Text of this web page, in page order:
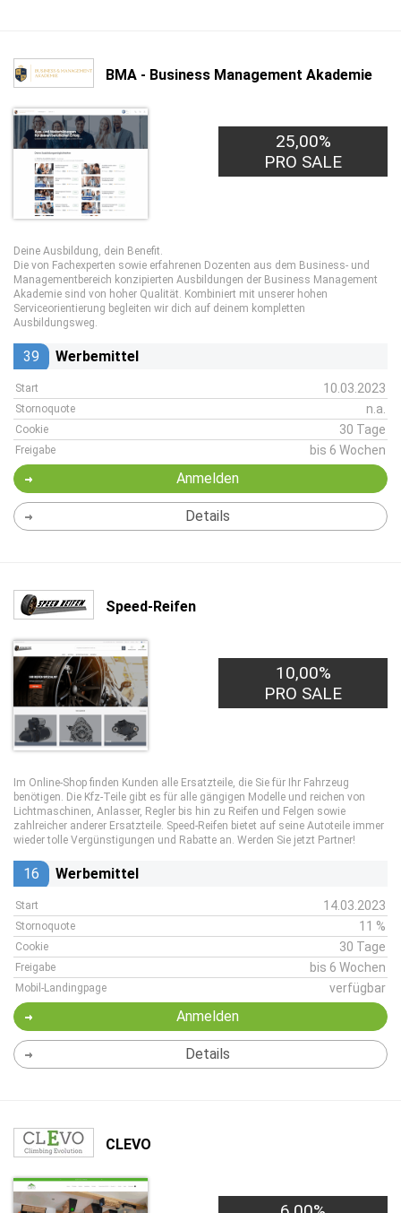
BMA - Business Management Akademie
25,00%
PRO SALE
Deine Ausbildung, dein Benefit.
Die von Fachexperten sowie erfahrenen Dozenten aus dem Business- und
Managementbereich konzipierten Ausbildungen der Business Management
Akademie sind von hoher Qualität. Kombiniert mit unserer hohen
Serviceorientierung begleiten wir dich auf deinem kompletten
Ausbildungsweg.
39 Werbemittel
Start 10.03.2023
Stornoquote n.a.
Cookie 30 Tage
Freigabe bis 6 Wochen
Anmelden
Details
Speed-Reifen
10,00%
PRO SALE
Im Online-Shop finden Kunden alle Ersatzteile, die Sie für Ihr Fahrzeug
benötigen. Die Kfz-Teile gibt es für alle gängigen Modelle und reichen von
Lichtmaschinen, Anlasser, Regler bis hin zu Reifen und Felgen sowie
zahlreicher anderer Ersatzteile. Speed-Reifen bietet auf seine Autoteile immer
wieder tolle Vergünstigungen und Rabatte an. Werden Sie jetzt Partner!
16 Werbemittel
Start 14.03.2023
Stornoquote 11 %
Cookie 30 Tage
Freigabe bis 6 Wochen
Mobil-Landingpage verfügbar
Anmelden
Details
CLEVO